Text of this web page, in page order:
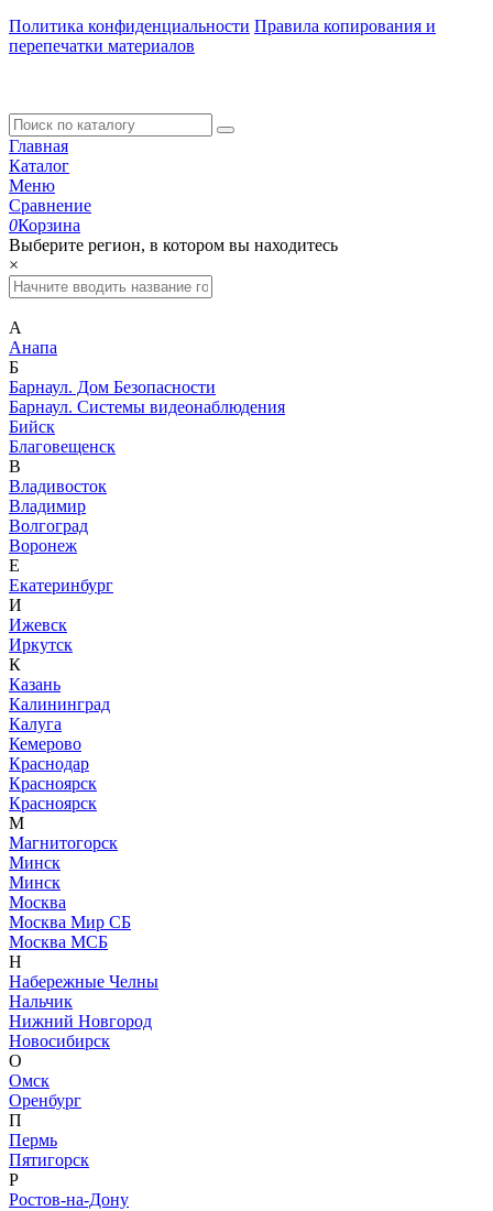
Политика конфиденциальности Правила копирования и
перепечатки материалов
Главная
Каталог
Меню
Сравнение
0Корзина
Выберите регион, в котором вы находитесь
×
А
Анапа
Б
Барнаул. Дом Безопасности
Барнаул. Системы видеонаблюдения
Бийск
Благовещенск
В
Владивосток
Владимир
Волгоград
Воронеж
Е
Екатеринбург
И
Ижевск
Иркутск
К
Казань
Калининград
Калуга
Кемерово
Краснодар
Красноярск
Красноярск
М
Магнитогорск
Минск
Минск
Москва
Москва Мир СБ
Москва МСБ
Н
Набережные Челны
Нальчик
Нижний Новгород
Новосибирск
О
Омск
Оренбург
П
Пермь
Пятигорск
Р
Ростов-на-Дону